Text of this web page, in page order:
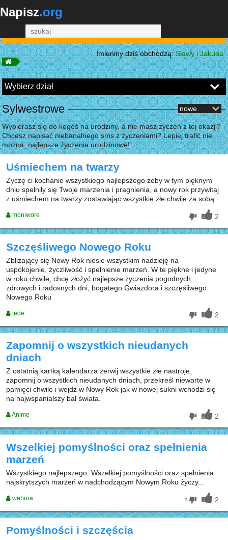
Napisz.org
Imieniny dziś obchodzą:Sławy i Jakuba
Sylwestrowe
Wybierasz się do kogoś na urodziny, a nie masz życzeń z tej okazji?
Chcesz napisać niebanalnego sms z życzeniami? Lepiej trafić nie
można, najlepsze życzenia urodzinowe!
Uśmiechem na twarzy
Życzę ci kochanie wszystkiego najlepszego żeby w tym pięknym
dniu spełniły się Twoje marzenia i pragnienia, a nowy rok przywitaj
z uśmiechem na twarzy zostawiając wszystkie złe chwile za sobą.
moniwore 2
Szczęśliwego Nowego Roku
Zbliżający się Nowy Rok niesie wszystkim nadzieję na
uspokojenie, życzliwość i spełnienie marzeń. W te piękne i jedyne
w roku chwile, chcę złożyć najlepsze życzenia pogodnych,
zdrowych i radosnych dni, bogatego Gwiazdora i szczęśliwego
Nowego Roku
tede 2
Zapomnij o wszystkich nieudanych
dniach
Z ostatnią kartką kalendarza zerwij wszystkie złe nastroje,
zapomnij o wszystkich nieudanych dniach, przekreśl niewarte w
pamięci chwile i wejdź w Nowy Rok jak w nowej sukni wchodzi się
na najwspanialszy bal świata.
Anime 2
Wszelkiej pomyślności oraz spełnienia
marzeń
Wszystkiego najlepszego. Wszelkiej pomyślności oraz spełnienia
najskrytszych marzeń w nadchodzącym Nowym Roku życzy...
webura 2 2
Pomyślności i szczęścia